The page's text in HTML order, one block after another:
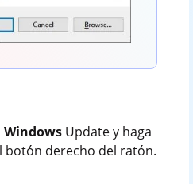
Windows Update y haga
botón derecho del ratón.